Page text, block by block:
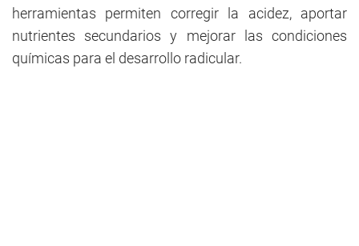
herramientas permiten corregir la acidez, aportar
nutrientes secundarios y mejorar las condiciones
químicas para el desarrollo radicular.